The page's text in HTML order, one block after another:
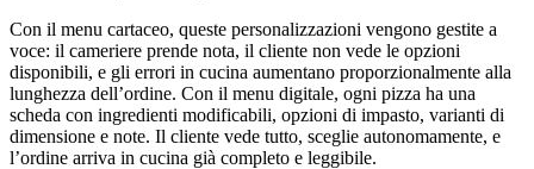
Con il menu cartaceo, queste personalizzazioni vengono gestite a
voce: il cameriere prende nota, il cliente non vede le opzioni
disponibili, e gli errori in cucina aumentano proporzionalmente alla
lunghezza dell’ordine. Con il menu digitale, ogni pizza ha una
scheda con ingredienti modificabili, opzioni di impasto, varianti di
dimensione e note. Il cliente vede tutto, sceglie autonomamente, e
l’ordine arriva in cucina già completo e leggibile.